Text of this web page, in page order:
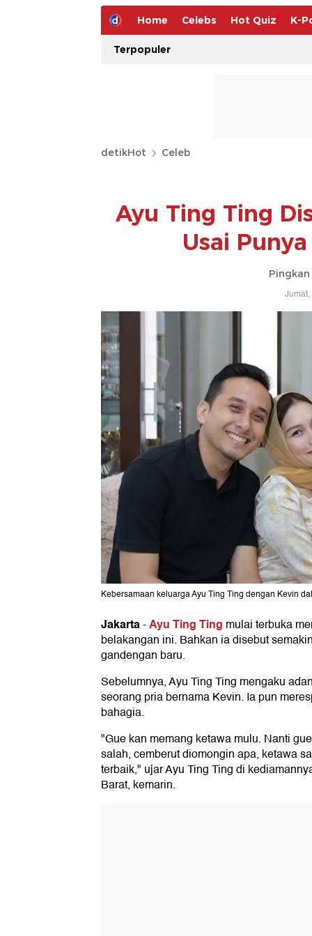
Home Celebs Hot Quiz K-
Terpopuler
detikHot Celeb
Ayu Ting Ting
Usai
Kebersamaan keluarga Ayu Ting Ting dengan Kevin
Jakarta-Ayu Ting Ting mulai terbuka
belakangan ini. Bahkan ia disebut
gandengan baru.
Sebelumnya, Ayu Ting Ting mengaku
seorang pria bernama Kevin. Ia pun
bahagia.
"Gue kan memang ketawa mulu. Nanti
salah, cemberut diomongin apa, ketawa
terbaik," ujar Ayu Ting Ting di
Barat, kemarin.